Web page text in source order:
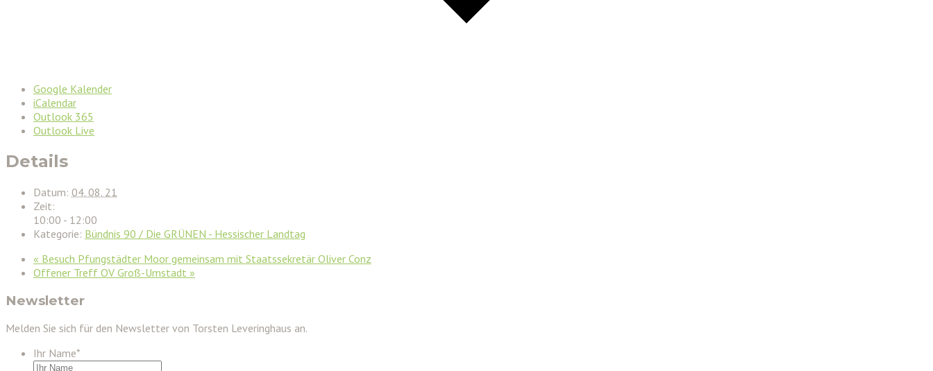
Google Kalender
iCalendar
Outlook 365
Outlook Live
Details
Datum: 04. 08. 21
Zeit:
10:00 - 12:00
Kategorie: Bündnis 90 / Die GRÜNEN - Hessischer Landtag
« Besuch Pfungstädter Moor gemeinsam mit Staatssekretär Oliver Conz
Offener Treff OV Groß-Umstadt »
Newsletter
Melden Sie sich für den Newsletter von Torsten Leveringhaus an.
Ihr Name*